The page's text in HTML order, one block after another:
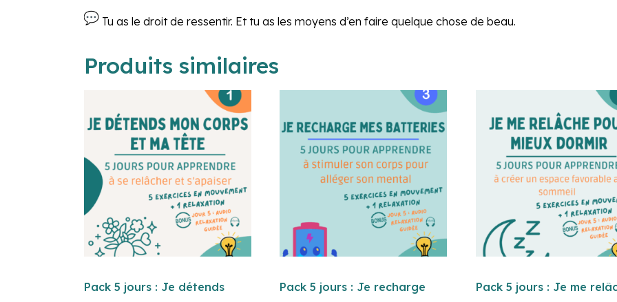
Tu as le droit de ressentir. Et tu as les moyens d’en faire quelque chose de beau.
Produits similaires
Pack 5 jours : Je détends
Pack 5 jours : Je recharge
Pack 5 jours : Je me